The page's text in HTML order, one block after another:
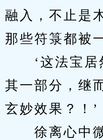
融入，不止是
那些符箓都被
‘这法宝居
其一部分，继
玄妙效果？！’
徐离心中微